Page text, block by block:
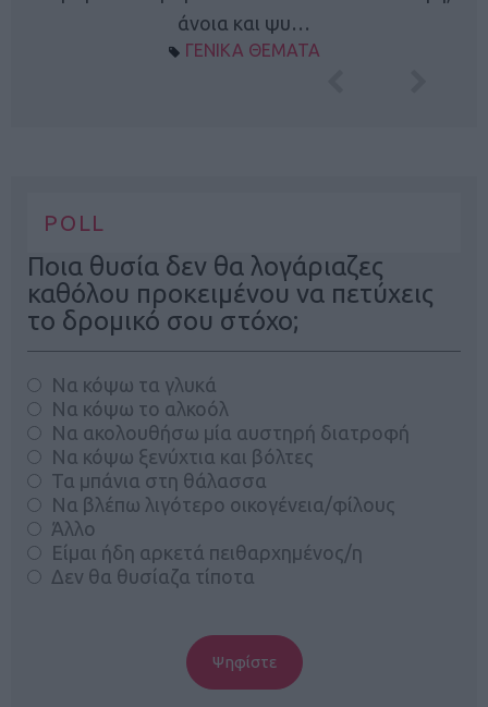
άνοια και ψυ…
ΓΕΝΙΚΑ ΘΕΜΑΤΑ
POLL
Ποια θυσία δεν θα λογάριαζες
καθόλου προκειμένου να πετύχεις
το δρομικό σου στόχο;
Να κόψω τα γλυκά
Να κόψω το αλκοόλ
Να ακολουθήσω μία αυστηρή διατροφή
Να κόψω ξενύχτια και βόλτες
Τα μπάνια στη θάλασσα
Να βλέπω λιγότερο οικογένεια/φίλους
Άλλο
Είμαι ήδη αρκετά πειθαρχημένος/η
Δεν θα θυσίαζα τίποτα